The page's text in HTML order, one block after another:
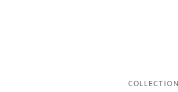
COLLECTION